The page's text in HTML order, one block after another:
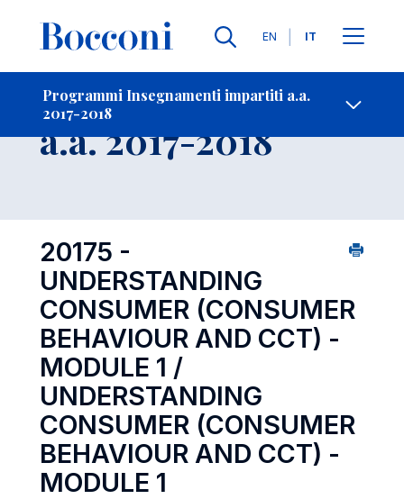
Lingue
EN IT
Programmi Insegnamenti impartiti a.a.
2017-2018
-
Insegnamento
a.a. 2017-2018
20175 -
UNDERSTANDING
CONSUMER (CONSUMER
BEHAVIOUR AND CCT) -
MODULE 1 /
UNDERSTANDING
CONSUMER (CONSUMER
BEHAVIOUR AND CCT) -
MODULE 1